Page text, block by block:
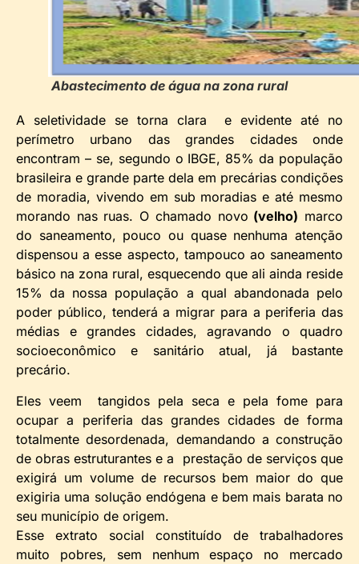
Abastecimento de água na zona rural
A seletividade se torna clara e evidente até no
perímetro urbano das grandes cidades onde
encontram – se, segundo o IBGE, 85% da população
brasileira e grande parte dela em precárias condições
de moradia, vivendo em sub moradias e até mesmo
morando nas ruas. O chamado novo (velho) marco
do saneamento, pouco ou quase nenhuma atenção
dispensou a esse aspecto, tampouco ao saneamento
básico na zona rural, esquecendo que ali ainda reside
15% da nossa população a qual abandonada pelo
poder público, tenderá a migrar para a periferia das
médias e grandes cidades, agravando o quadro
socioeconômico e sanitário atual, já bastante
precário.
Eles veem tangidos pela seca e pela fome para
ocupar a periferia das grandes cidades de forma
totalmente desordenada, demandando a construção
de obras estruturantes e a prestação de serviços que
exigirá um volume de recursos bem maior do que
exigiria uma solução endógena e bem mais barata no
seu município de origem.
Esse extrato social constituído de trabalhadores
muito pobres, sem nenhum espaço no mercado